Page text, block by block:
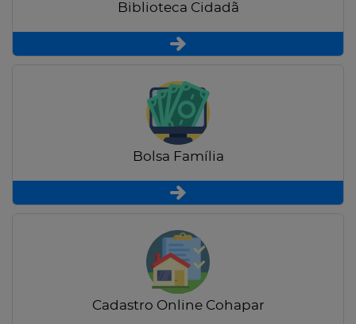
Biblioteca Cidadã
Bolsa Família
Cadastro Online Cohapar